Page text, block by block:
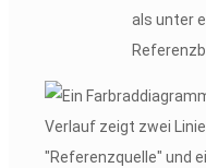
als unter